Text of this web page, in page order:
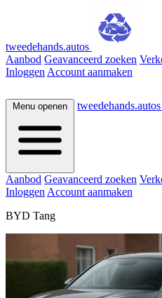
tweedehands.autos
Aanbod Geavanceerd zoeken
Inloggen Account aanmaken
Menu openen tweedehands.autos
Aanbod Geavanceerd zoeken
Inloggen Account aanmaken
BYD Tang